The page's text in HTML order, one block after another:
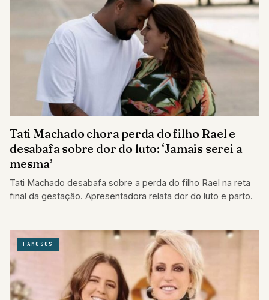
Tati Machado chora perda do filho Rael e
desabafa sobre dor do luto: ‘Jamais serei a
mesma’
Tati Machado desabafa sobre a perda do filho Rael na reta
final da gestação. Apresentadora relata dor do luto e parto.
FAMOSOS